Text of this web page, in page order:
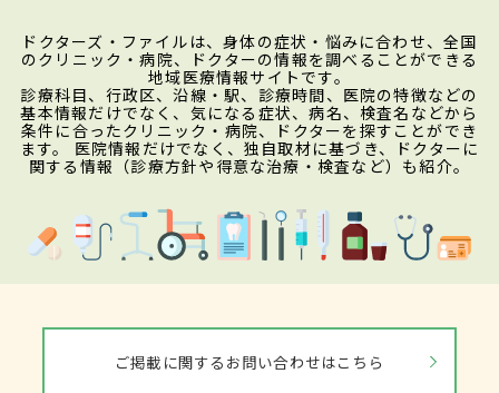
ドクターズ・ファイルは、身体の症状・悩みに合わせ、全国
のクリニック・病院、ドクターの情報を調べることができる
地域医療情報サイトです。
診療科目、行政区、沿線・駅、診療時間、医院の特徴などの
基本情報だけでなく、気になる症状、病名、検査名などから
条件に合ったクリニック・病院、ドクターを探すことができ
ます。 医院情報だけでなく、独自取材に基づき、ドクターに
関する情報（診療方針や得意な治療・検査など）も紹介。
ご掲載に関するお問い合わせはこちら